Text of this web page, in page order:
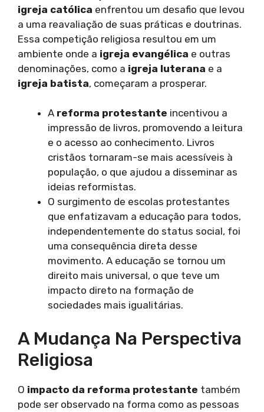
igreja católica enfrentou um desafio que levou
a uma reavaliação de suas práticas e doutrinas.
Essa competição religiosa resultou em um
ambiente onde a igreja evangélica e outras
denominações, como a igreja luterana e a
igreja batista, começaram a prosperar.
A reforma protestante incentivou a
impressão de livros, promovendo a leitura
e o acesso ao conhecimento. Livros
cristãos tornaram-se mais acessíveis à
população, o que ajudou a disseminar as
ideias reformistas.
O surgimento de escolas protestantes
que enfatizavam a educação para todos,
independentemente do status social, foi
uma consequência direta desse
movimento. A educação se tornou um
direito mais universal, o que teve um
impacto direto na formação de
sociedades mais igualitárias.
A Mudança Na Perspectiva
Religiosa
O impacto da reforma protestante também
pode ser observado na forma como as pessoas